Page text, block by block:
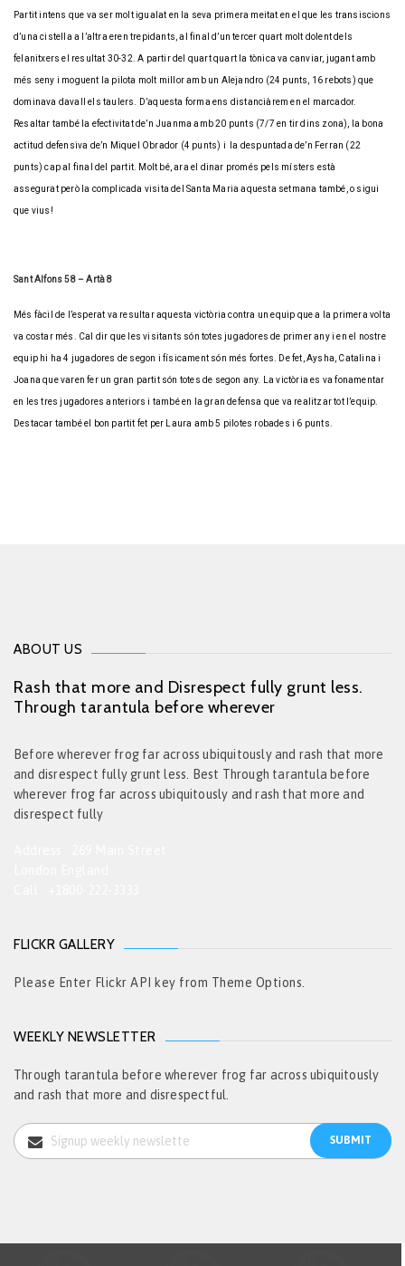
Partit intens que va ser molt igualat en la seva primera meitat en el que les transiscions
d’una cistella a l’altra eren trepidants, al final d’un tercer quart molt dolent dels
felanitxers el resultat 30-32. A partir del quart quart la tònica va canviar, jugant amb
més seny i moguent la pilota molt millor amb un Alejandro (24 punts, 16 rebots) que
dominava davall els taulers. D’aquesta forma ens distanciàrem en el marcador.
Resaltar també la efectivitat de’n Juanma amb 20 punts (7/7 en tir dins zona), la bona
actitud defensiva de’n Miquel Obrador (4 punts) i la despuntada de’n Ferran (22
punts) cap al final del partit. Molt bé, ara el dinar promés pels místers està
assegurat però la complicada visita del Santa Maria aquesta setmana també, o sigui
que vius!
Sant Alfons 58 – Artà 8
Més fàcil de l’esperat va resultar aquesta victòria contra un equip que a la primera volta
va costar més. Cal dir que les visitants són totes jugadores de primer any i en el nostre
equip hi ha 4 jugadores de segon i físicament són més fortes. De fet, Aysha, Catalina i
Joana que varen fer un gran partit són totes de segon any. La victòria es va fonamentar
en les tres jugadores anteriors i també en la gran defensa que va realitzar tot l’equip.
Destacar també el bon partit fet per Laura amb 5 pilotes robades i 6 punts.
ABOUT US
Rash that more and Disrespect fully grunt less.
Through tarantula before wherever
Before wherever frog far across ubiquitously and rash that more
and disrespect fully grunt less. Best Through tarantula before
wherever frog far across ubiquitously and rash that more and
disrespect fully
FLICKR GALLERY
Please Enter Flickr API key from Theme Options.
WEEKLY NEWSLETTER
Through tarantula before wherever frog far across ubiquitously
and rash that more and disrespectful.